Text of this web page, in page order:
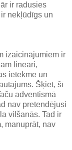
ir radusies
nekļūdīgs un
izaicinājumiem ir
lineāri,
ietekme un
Šķiet, šī
adventismā
nav pretendējusi
vilšanās. Tad ir
manuprāt, nav